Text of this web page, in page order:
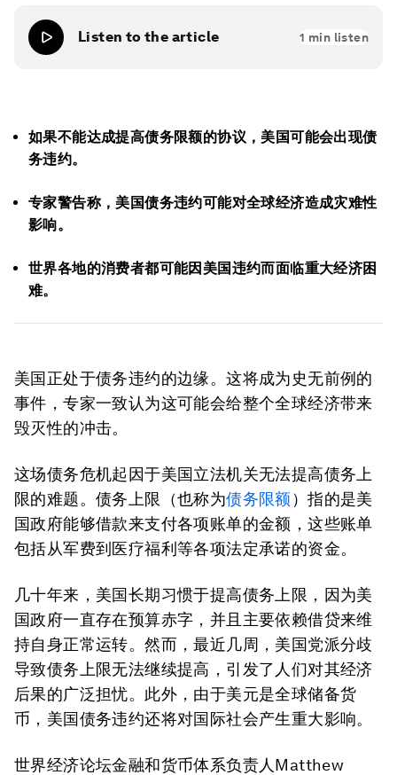
Listen to the article 1 min listen
如果不能达成提高债务限额的协议，美国可能会出现债
务违约。
专家警告称，美国债务违约可能对全球经济造成灾难性
影响。
世界各地的消费者都可能因美国违约而面临重大经济困
难。
美国正处于债务违约的边缘。这将成为史无前例的
事件，专家一致认为这可能会给整个全球经济带来
毁灭性的冲击。
这场债务危机起因于美国立法机关无法提高债务上
限的难题。债务上限（也称为债务限额 ）指的是美
国政府能够借款来支付各项账单的金额，这些账单
包括从军费到医疗福利等各项法定承诺的资金。
几十年来，美国长期习惯于提高债务上限，因为美
国政府一直存在预算赤字，并且主要依赖借贷来维
持自身正常运转。然而，最近几周，美国党派分歧
导致债务上限无法继续提高，引发了人们对其经济
后果的广泛担忧。此外，由于美元是全球储备货
币，美国债务违约还将对国际社会产生重大影响。
世界经济论坛金融和货币体系负责人Matthew